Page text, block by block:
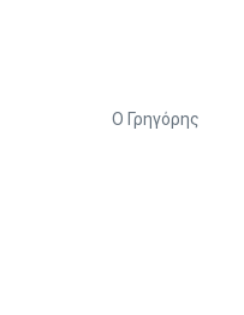
Ο Γρηγόρης